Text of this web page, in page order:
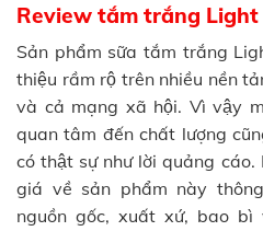
Review tắm trắng Light
Sản phẩm sữa tắm trắng
thiệu rầm rộ trên nhiều nền
và cả mạng xã hội. Vì vậy
quan tâm đến chất lượng
có thật sự như lời quảng
giá về sản phẩm này
nguồn gốc, xuất xứ, bao